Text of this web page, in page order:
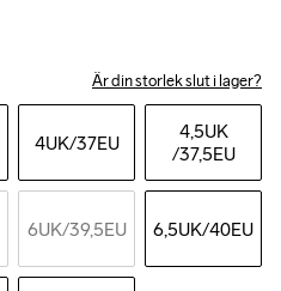
Är din storlek slut i lager?
4UK/37EU
4,5UK
/37,5EU
6UK/39,5EU 6,5UK/40EU